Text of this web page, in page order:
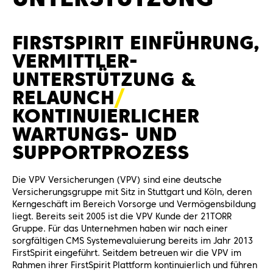
FIRSTSPIRIT EINFÜHRUNG,
VERMITTLER­
UNTERSTÜTZUNG &
RELAUNCH
KONTINUIERLICHER
WARTUNGS- UND
SUPPORTPROZESS
Die VPV Versicherungen (VPV) sind eine deutsche
Versicherungsgruppe mit Sitz in Stuttgart und Köln, deren
Kerngeschäft im Bereich Vorsorge und Vermögensbildung
liegt. Bereits seit 2005 ist die VPV Kunde der 21TORR
Gruppe. Für das Unternehmen haben wir nach einer
sorgfältigen CMS Systemevaluierung bereits im Jahr 2013
FirstSpirit eingeführt. Seitdem betreuen wir die VPV im
Rahmen ihrer FirstSpirit Plattform kontinuierlich und führen